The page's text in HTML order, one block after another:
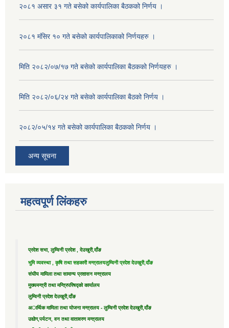
२०८१ असार ३१ गते बसेको कार्यपालिका बैठकको निर्णय ।
२०८१ मंसिर १० गते बसेको कार्यपालिकाको निर्णयहरु ।
मिति २०८२/०७/१७ गते बसेको कार्यपालिका बैठकको निर्णयहरु ।
मिति २०८२/०६/२४ गते बसेको कार्यपालिका बैठको निर्णय ।
२०८२/०५/१४ गते बसेको कार्यपालिका बैठकको निर्णय ।
अन्य सूचना
महत्वपूर्ण लिंकहरु
प्रदेश सभा, लुम्विनी प्रदेश , देउखुरी,दाँङ
भुमि व्यवस्था , कृषि तथा सहकारी मन्त्रालयलुम्विनी प्रदेश देउखुरी,दाँङ
संघीय मामिला तथा सामान्य प्रशासन मन्त्रालय
मुख्यमन्त्री तथा मन्त्रिपरिषद्को कार्यालय
लुम्विनी प्रदेश देउखुरी,दाँङ
अार्थिक मामिला तथा योजना मन्त्रालय - लुम्विनी प्रदेश देउखुरी,दाँङ
उद्याेग,पर्यटन, वन तथा वातावरण मन्त्रालय